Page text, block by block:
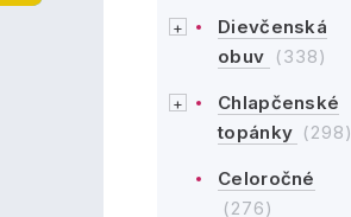
Dievčenská
obuv (338)
Chlapčenské
topánky (298)
Celoročné
(276)